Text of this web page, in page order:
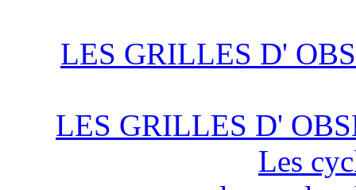
LES GRILLES D'
LES GRILLES D'
Les